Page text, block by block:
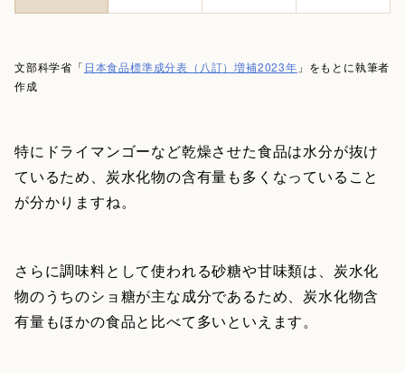
文部科学省「 日本食品標準成分表（八訂）増補2023年 」をもとに執筆者
作成
特にドライマンゴーなど乾燥させた食品は水分が抜け
ているため、炭水化物の含有量も多くなっていること
が分かりますね。
さらに調味料として使われる砂糖や甘味類は、炭水化
物のうちのショ糖が主な成分であるため、炭水化物含
有量もほかの食品と比べて多いといえます。